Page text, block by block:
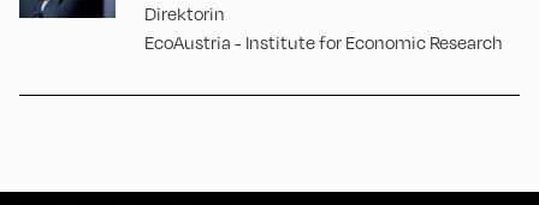
Direktorin
EcoAustria - Institute for Economic Research